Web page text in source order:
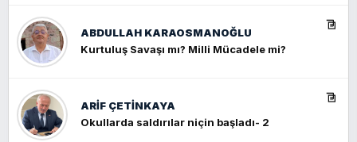
ABDULLAH KARAOSMANOĞLU
Kurtuluş Savaşı mı? Milli Mücadele mi?
ARIF ÇETİNKAYA
Okullarda saldırılar niçin başladı- 2